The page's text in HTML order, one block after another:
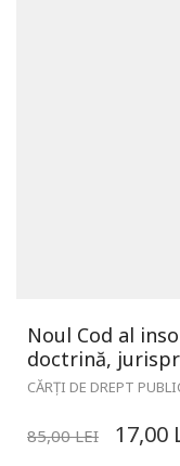
Noul Cod al
doctrină,
CĂRȚI DE DREPT
85,00LEI 17,00